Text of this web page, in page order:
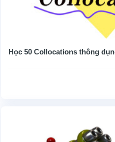
Học 50 Collocations thông